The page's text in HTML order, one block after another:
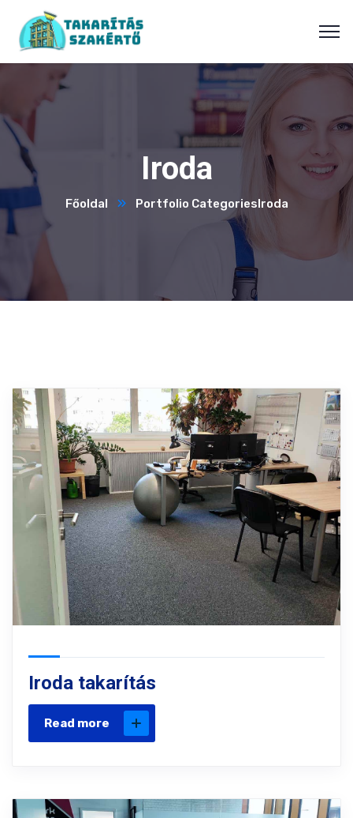
Iroda
Főoldal Portfolio CategoriesIroda
Iroda takarítás
Read more